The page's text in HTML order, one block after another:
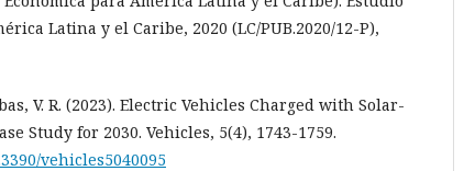
Latina y el Caribe, 2020 (LC/PUB.2020/12-P),
V. R. (2023). Electric Vehicles Charged with Solar-
Study for 2030. Vehicles, 5(4), 1743-1759.
vehicles5040095